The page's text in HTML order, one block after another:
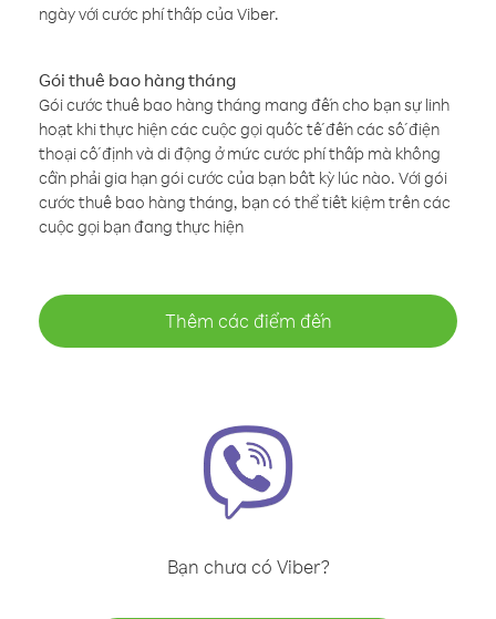
ngày với cước phí thấp của Viber.
Gói thuê bao hàng tháng
Gói cước thuê bao hàng tháng mang đến cho bạn sự linh
hoạt khi thực hiện các cuộc gọi quốc tế đến các số điện
thoại cố định và di động ở mức cước phí thấp mà không
cần phải gia hạn gói cước của bạn bất kỳ lúc nào. Với gói
cước thuê bao hàng tháng, bạn có thể tiết kiệm trên các
cuộc gọi bạn đang thực hiện
Thêm các điểm đến
Bạn chưa có Viber?